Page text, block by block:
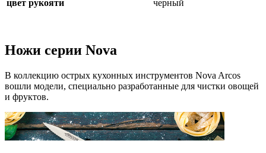
цвет рукояти черный
Ножи серии Nova
В коллекцию острых кухонных инструментов Nova Arcos
вошли модели, специально разработанные для чистки овощей
и фруктов.